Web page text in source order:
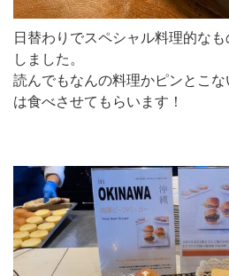
日替わりでスペシャル料理的な
しました。
読んでもなんの料理かピンとこ
は食べさせてもらいます！